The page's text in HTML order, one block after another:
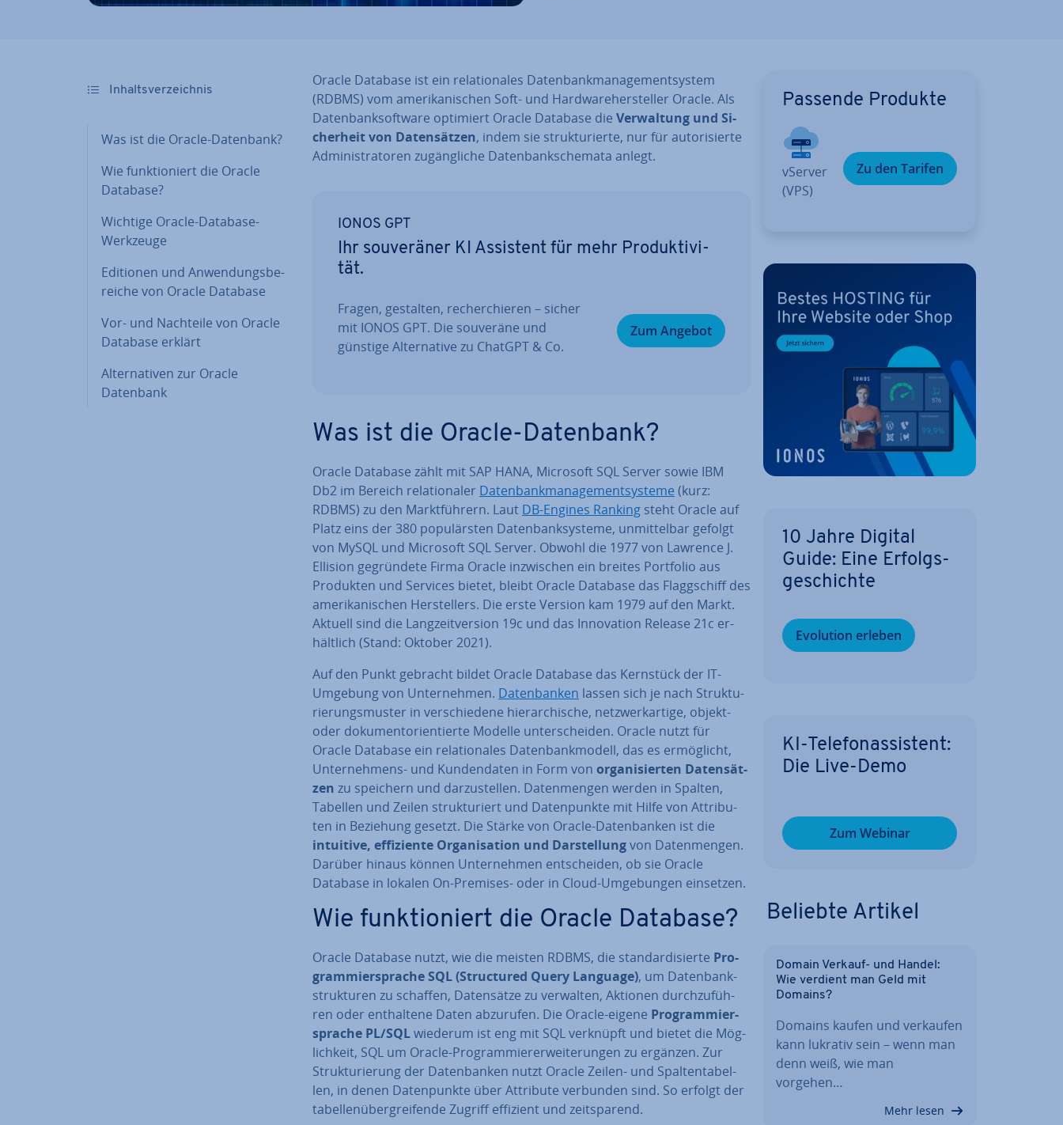
In­halts­ver­zeich­nis
Was ist die Oracle-Datenbank?
Wie funk­tio­niert die Oracle
Database?
Wichtige Oracle-Database-
Werkzeuge
Editionen und An­wen­dungs­be­
rei­che von Oracle Database
Vor- und Nachteile von Oracle
Database erklärt
Al­ter­na­ti­ven zur Oracle
Datenbank
Oracle Database ist ein re­la­tio­na­les Da­ten­bank­ma­nage­ment­sys­tem
(RDBMS) vom ame­ri­ka­ni­schen Soft- und Hard­ware­her­stel­ler Oracle. Als
Da­ten­bank­soft­ware optimiert Oracle Database die Ver­wal­tung und Si­
cher­heit von Da­ten­sät­zen, indem sie struk­tu­rier­te, nur für au­to­ri­sier­te
Ad­mi­nis­tra­to­ren zu­gäng­li­che Da­ten­bank­sche­ma­ta anlegt.
IONOS GPT
Ihr sou­ve­rä­ner KI Assistent für mehr Pro­duk­ti­vi­
tät.
Fragen, gestalten, re­cher­chie­ren – sicher
mit IONOS GPT. Die souveräne und
günstige Al­ter­na­ti­ve zu ChatGPT & Co.
Zum Angebot
Was ist die Oracle-Datenbank?
Oracle Database zählt mit SAP HANA, Microsoft SQL Server sowie IBM
Db2 im Bereich re­la­tio­na­ler Da­ten­bank­ma­nage­ment­sys­te­me (kurz:
RDBMS) zu den Markt­füh­rern. Laut DB-Engines Ranking steht Oracle auf
Platz eins der 380 po­pu­lärs­ten Da­ten­bank­sys­te­me, un­mit­tel­bar gefolgt
von MySQL und Microsoft SQL Server. Obwohl die 1977 von Lawrence J.
Ellision ge­grün­de­te Firma Oracle in­zwi­schen ein breites Portfolio aus
Produkten und Services bietet, bleibt Oracle Database das Flagg­schiff des
ame­ri­ka­ni­schen Her­stel­lers. Die erste Version kam 1979 auf den Markt.
Aktuell sind die Lang­zeit­ver­si­on 19c und das In­no­va­ti­on Release 21c er­
hält­lich (Stand: Oktober 2021).
Auf den Punkt gebracht bildet Oracle Database das Kernstück der IT-
Umgebung von Un­ter­neh­men. Da­ten­ban­ken lassen sich je nach Struk­tu­
rie­rungs­mus­ter in ver­schie­de­ne hier­ar­chi­sche, netz­werk­ar­ti­ge, objekt-
oder do­ku­ment­ori­en­tier­te Modelle un­ter­schei­den. Oracle nutzt für
Oracle Database ein re­la­tio­na­les Da­ten­bank­mo­dell, das es er­mög­licht,
Un­ter­neh­mens- und Kun­den­da­ten in Form von or­ga­ni­sier­ten Da­ten­sät­
zen zu speichern und dar­zu­stel­len. Da­ten­men­gen werden in Spalten,
Tabellen und Zeilen struk­tu­riert und Da­ten­punk­te mit Hilfe von At­tri­bu­
ten in Beziehung gesetzt. Die Stärke von Oracle-Da­ten­ban­ken ist die
intuitive, ef­fi­zi­en­te Or­ga­ni­sa­ti­on und Dar­stel­lungvon Da­ten­men­gen.
Darüber hinaus können Un­ter­neh­men ent­schei­den, ob sie Oracle
Database in lokalen On-Premises- oder in Cloud-Um­ge­bun­gen einsetzen.
Wie funk­tio­niert die Oracle Database?
Oracle Database nutzt, wie die meisten RDBMS, die stan­dar­di­sier­te Pro­
gram­mier­spra­che SQL (Struc­tu­red Query Language), um Da­ten­bank­
struk­tu­ren zu schaffen, Da­ten­sät­ze zu verwalten, Aktionen durch­zu­füh­
ren oder ent­hal­te­ne Daten abzurufen. Die Oracle-eigene Pro­gram­mier­
spra­che PL/SQLwiederum ist eng mit SQL verknüpft und bietet die Mög­
lich­keit, SQL um Oracle-Pro­gram­mie­rerwei­te­run­gen zu ergänzen. Zur
Struk­tu­rie­rung der Da­ten­ban­ken nutzt Oracle Zeilen- und Spal­ten­ta­bel­
len, in denen Da­ten­punk­te über Attribute verbunden sind. So erfolgt der
ta­bel­len­über­grei­fen­de Zugriff effizient und zeit­spa­rend.
Passende Produkte
vServer
(VPS)
Zu den Tarifen
10 Jahre Digital
Guide: Eine Er­folgs­
ge­schich­te
Evolution erleben
KI-Te­le­fon­as­sis­tent:
Die Live-Demo
Zum Webinar
Beliebte Artikel
Domain Verkauf- und Handel:
Wie verdient man Geld mit
Domains?
Domains kaufen und verkaufen
kann lukrativ sein – wenn man
denn weiß, wie man
vorgehen…
Mehr lesen